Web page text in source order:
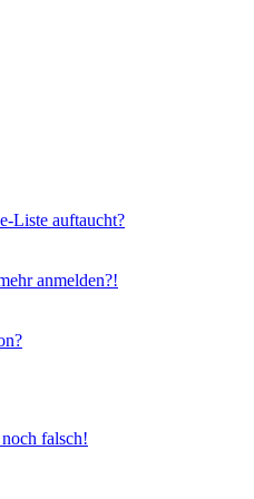
Liste auftaucht?
anmelden?!
falsch!